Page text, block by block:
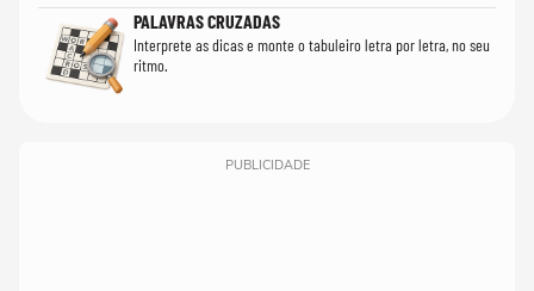
PALAVRAS CRUZADAS
Interprete as dicas e monte o tabuleiro letra por letra, no seu
ritmo.
PUBLICIDADE